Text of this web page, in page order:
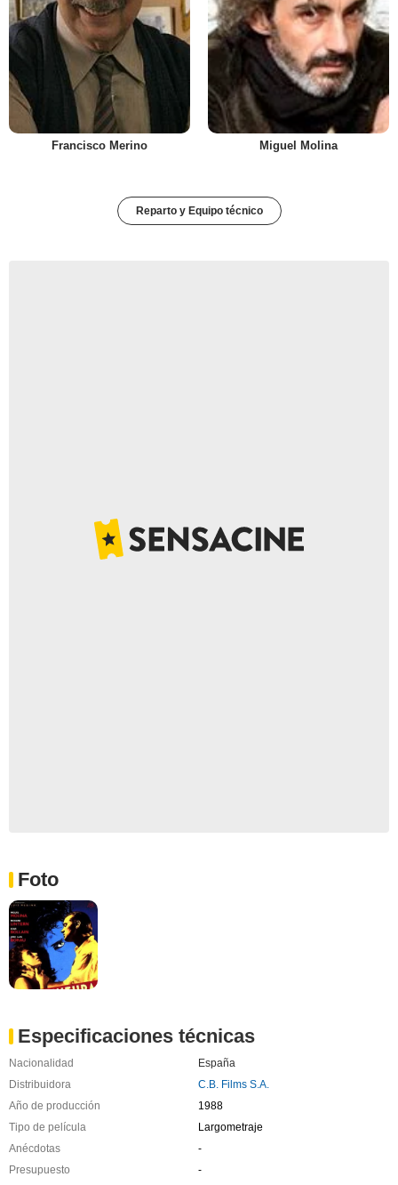
Francisco Merino Miguel Molina
Reparto y Equipo técnico
Foto
Especificaciones técnicas
Nacionalidad
España
Distribuidora
C.B. Films S.A.
Año de producción
1988
Tipo de película
Largometraje
Anécdotas
-
Presupuesto
-